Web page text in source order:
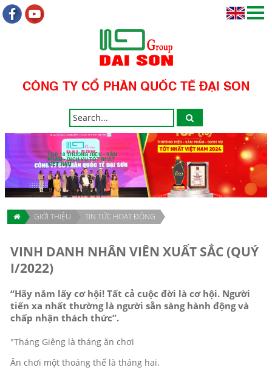
CÔNG TY CỔ PHẦN QUỐC TẾ ĐẠI SƠN
TOP 10 THƯƠNG HIỆU - SẢN
PHẨM - DỊCH VỤ TỐT NHẤT
VIỆT NAM
GIỚI THIỆU TIN TỨC HOẠT ĐỘNG
VINH DANH NHÂN VIÊN XUẤT SẮC (QUÝ
I/2022)
“Hãy nắm lấy cơ hội! Tất cả cuộc đời là cơ hội. Người
tiến xa nhất thường là người sẵn sàng hành động và
chấp nhận thách thức”.
"Tháng Giêng là tháng ăn chơi
Ăn chơi một thoáng thế là tháng hai.